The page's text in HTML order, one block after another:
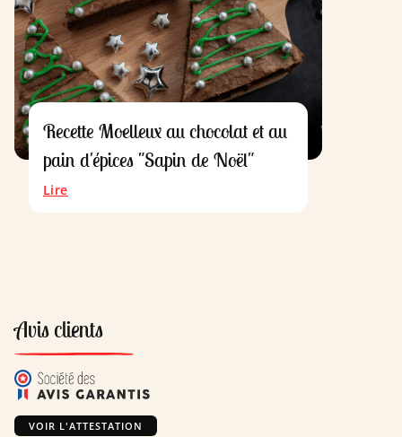
Recette Moelleux au chocolat et au
pain d'épices "Sapin de Noël"
Lire
Avis clients
VOIR L'ATTESTATION